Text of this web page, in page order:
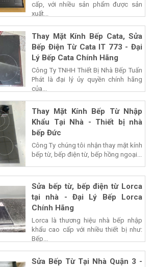
cấp, với nhiều sản phẩm được sản
xuất...
Thay Mặt Kính Bếp Cata, Sửa
Bếp Điện Từ Cata IT 773 - Đại
Lý Bếp Cata Chính Hãng
Công Ty TNHH Thiết Bị Nhà Bếp Tuấn
Phát là đại lý ủy quyền chính hãng
của...
Thay Mặt Kính Bếp Từ Nhập
Khẩu Tại Nhà - Thiết bị nhà
bếp Đức
Công Ty chúng tôi nhận thay mặt kính
bếp từ, bếp điện từ, bếp hồng ngoại...
Sửa bếp từ, bếp điện từ Lorca
tại nhà - Đại Lý Bếp Lorca
Chính Hãng
Lorca là thương hiệu nhà bếp nhập
khẩu cao cấp với nhiều thiết bị như:
Bếp...
Sửa Bếp Từ Tại Nhà Quận 3 -